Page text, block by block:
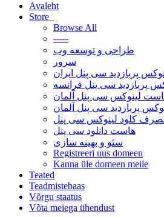
Avaleht
Store
Browse All
-----
طراحی و توسعه وب
سرور
پربازدید سی پنل ایران
پربازدید سی پنل فرانسه
لینوکس سی پنل آلمان
پربازدید سی پنل آلمان
کلود لینوکس سی پنل
هاست دانلود سی پنل
سئو و بهینه سازی
Registreeri uus domeen
Kanna üle domeen meile
Teated
Teadmistebaas
Võrgu staatus
Võta meiega ühendust